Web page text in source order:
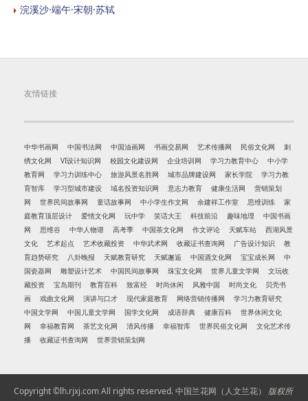
浣溪沙·端午·宋朝·苏轼
友情链接
中华书画网 中国书法网 中国油画网 书画交易网 艺术传播网 民俗文化网
刺
绣文化网
VI设计知识网 校园文化建设网 企业培训网 学习力教育中心
中小学
教育网
学习力训练中心 旅游风景名胜网 城市品牌建设网 家长学院
学习力教
育智库
学习型城市建设 域名投资知识网 意志力教育 健康生活网
营销策划
网
世界民间故事网 童话故事网 中小学生作文网 余建祥工作室 思维训练
家
庭教育顶层设计
爱情文化网 玩中学 笑话大王 科技前沿 趣味地理
中国书画
网
思维谷 中华人物谱 高考季 中国茶文化网 作文评论 天赋车站
西湖风景
文化
艺术起点 艺术收藏投资 中华武术网 收藏证书查询网 广告设计知识
教
育趋势研究
八卦晚报 天赋教育研究 天赋邂逅 中国酒文化网 宝宝成长网
中
国瓷器网
雕塑设计艺术 中国民间故事网 珠宝文化网 世界儿童文学网
文玩收
藏投资
宝岛期刊 教育百科 致富经 时尚休闲 风雅中国 时尚文化
贝壳书
画
戏曲文化网 演讲与口才 现代家庭教育 网络营销传播网
学习力教育研究
中国文学网
中国儿童文学网 国学文化网 成语辞典 健康百科
世界休闲文化
网
幸福教育网 茶艺文化网 清风传播 幸福智库 世界民俗文化网
文化艺术传
播
收藏证书查询网 世界营销策划网
Copyright ©lh.rjxj.com All rights reserved.中国兰花网（人文兰花）
版权所